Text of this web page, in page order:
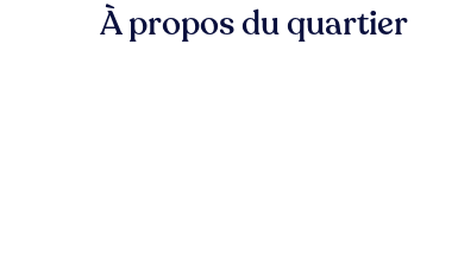
À propos du quartier